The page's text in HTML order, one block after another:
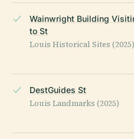
Wainwright Building
to St
Louis Historical Sites (2025)
DestGuides St
Louis Landmarks (2025)